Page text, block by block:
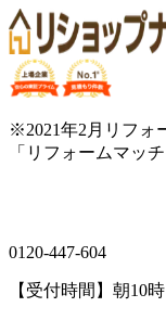
※2021年2月リフォ
「リフォームマッ
0120-447-604
【受付時間】朝10